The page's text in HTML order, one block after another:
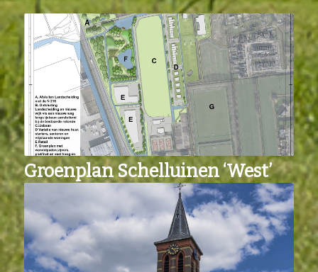
Groenplan Schelluinen ‘West’